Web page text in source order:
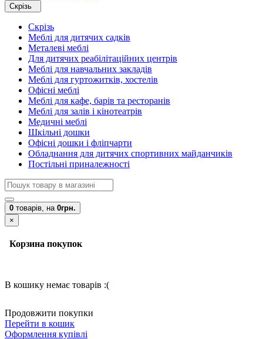
Скрізь
Скрізь
Меблі для дитячих садків
Металеві меблі
Для дитячих реабілітаційних центрів
Меблі для навчальних закладів
Меблі для гуртожитків, хостелів
Офісні меблі
Меблі для кафе, барів та ресторанів
Меблі для залів і кінотеатрів
Медичні меблі
Шкільні дошки
Офісні дошки і фліпчарти
Обладнання для дитячих спортивних майданчиків
Постільні приналежності
0 товарів, на 0грн.
×
Корзина покупок
В кошику немає товарів :(
Продовжити покупки
Перейти в кошик
Оформлення купівлі